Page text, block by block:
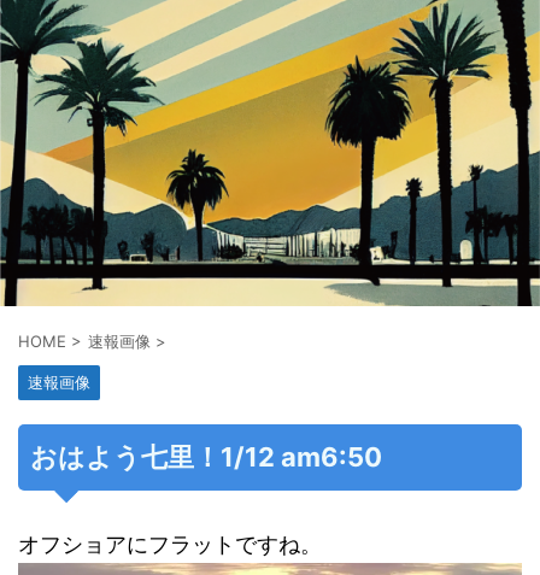
HOME > 速報画像 >
速報画像
おはよう七里！1/12 am6:50
オフショアにフラットですね。